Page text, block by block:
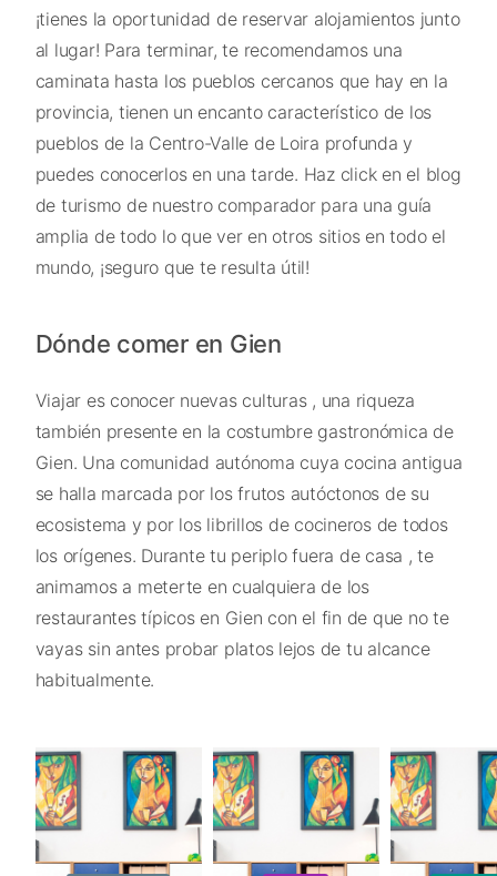
¡tienes la oportunidad de reservar alojamientos junto
al lugar! Para terminar, te recomendamos una
caminata hasta los pueblos cercanos que hay en la
provincia, tienen un encanto característico de los
pueblos de la Centro-Valle de Loira profunda y
puedes conocerlos en una tarde. Haz click en el blog
de turismo de nuestro comparador para una guía
amplia de todo lo que ver en otros sitios en todo el
mundo, ¡seguro que te resulta útil!
Dónde comer en Gien
Viajar es conocer nuevas culturas , una riqueza
también presente en la costumbre gastronómica de
Gien. Una comunidad autónoma cuya cocina antigua
se halla marcada por los frutos autóctonos de su
ecosistema y por los librillos de cocineros de todos
los orígenes. Durante tu periplo fuera de casa , te
animamos a meterte en cualquiera de los
restaurantes típicos en Gien con el fin de que no te
vayas sin antes probar platos lejos de tu alcance
habitualmente.